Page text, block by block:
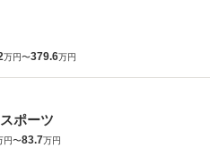
万円〜379.6万円
ポーツ
円〜83.7万円